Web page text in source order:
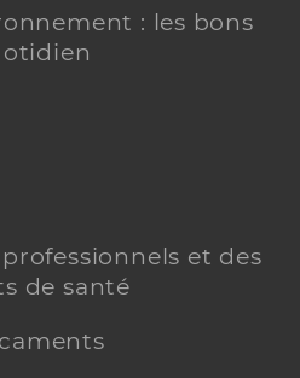
: les bons
et des
de santé